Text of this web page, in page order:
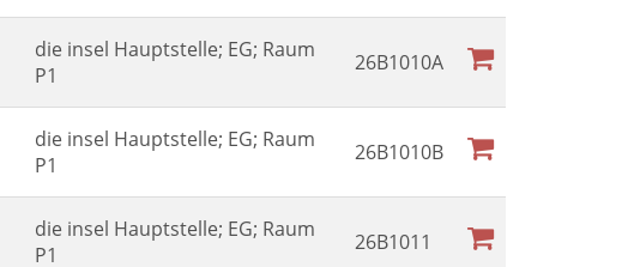
die insel Hauptstelle; EG; Raum
P1
26B1010A
die insel Hauptstelle; EG; Raum
P1
26B1010B
die insel Hauptstelle; EG; Raum
P1
26B1011